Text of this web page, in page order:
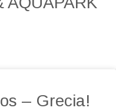
– Grecia!